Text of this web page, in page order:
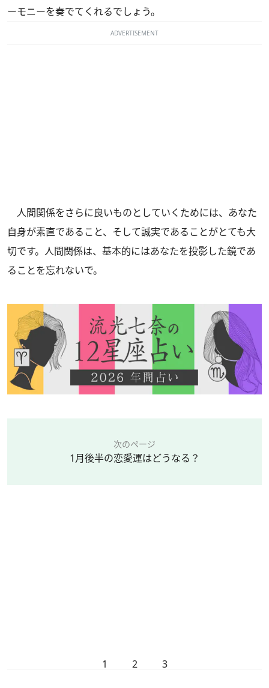
ーモニーを奏でてくれるでしょう。
ADVERTISEMENT
人間関係をさらに良いものとしていくためには、あなた
自身が素直であること、そして誠実であることがとても大
切です。人間関係は、基本的にはあなたを投影した鏡であ
ることを忘れないで。
次のページ
1月後半の恋愛運はどうなる？
1 2 3